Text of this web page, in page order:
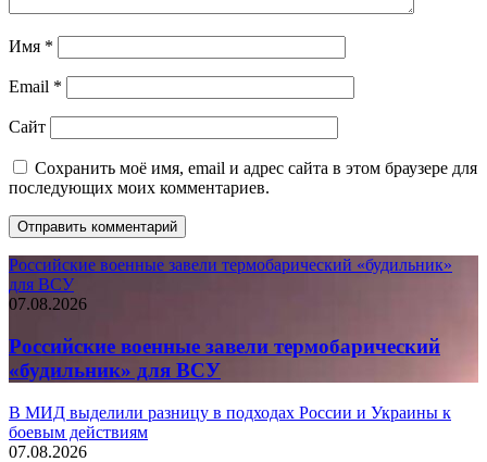
Имя *
Email *
Сайт
Сохранить моё имя, email и адрес сайта в этом браузере для
последующих моих комментариев.
Российские военные завели термобарический «будильник»
для ВСУ
07.08.2026
Российские военные завели термобарический
«будильник» для ВСУ
В МИД выделили разницу в подходах России и Украины к
боевым действиям
07.08.2026